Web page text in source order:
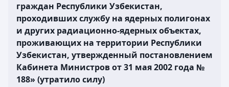
граждан Республики Узбекистан,
проходивших службу на ядерных полигонах
и других радиационно-ядерных объектах,
проживающих на территории Республики
Узбекистан, утвержденный постановлением
Кабинета Министров от 31 мая 2002 года №
188» (утратило силу)